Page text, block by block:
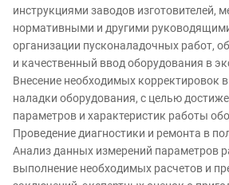
инструкциями заводов изготовителей,
нормативными и другими
организации пусконаладочных работ,
и качественный ввод оборудования в
Внесение необходимых корректировок
наладки оборудования, с целью
параметров и характеристик работы
Проведение диагностики и ремонта в
Анализ данных измерений параметров
выполнение необходимых расчетов и